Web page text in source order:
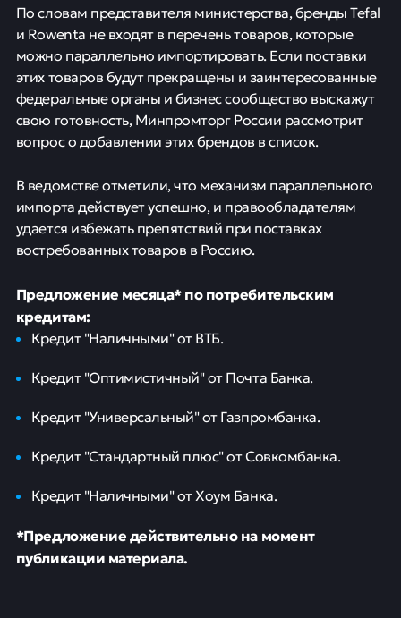
По словам представителя министерства, бренды Tefal
и Rowenta не входят в перечень товаров, которые
можно параллельно импортировать. Если поставки
этих товаров будут прекращены и заинтересованные
федеральные органы и бизнес сообщество выскажут
свою готовность, Минпромторг России рассмотрит
вопрос о добавлении этих брендов в список.
В ведомстве отметили, что механизм параллельного
импорта действует успешно, и правообладателям
удается избежать препятствий при поставках
востребованных товаров в Россию.
Предложение месяца* по потребительским
кредитам:
Кредит "Наличными" от ВТБ.
Кредит "Оптимистичный" от Почта Банка.
Кредит "Универсальный" от Газпромбанка.
Кредит "Стандартный плюс" от Совкомбанка.
Кредит "Наличными" от Хоум Банка.
*Предложение действительно на момент
публикации материала.